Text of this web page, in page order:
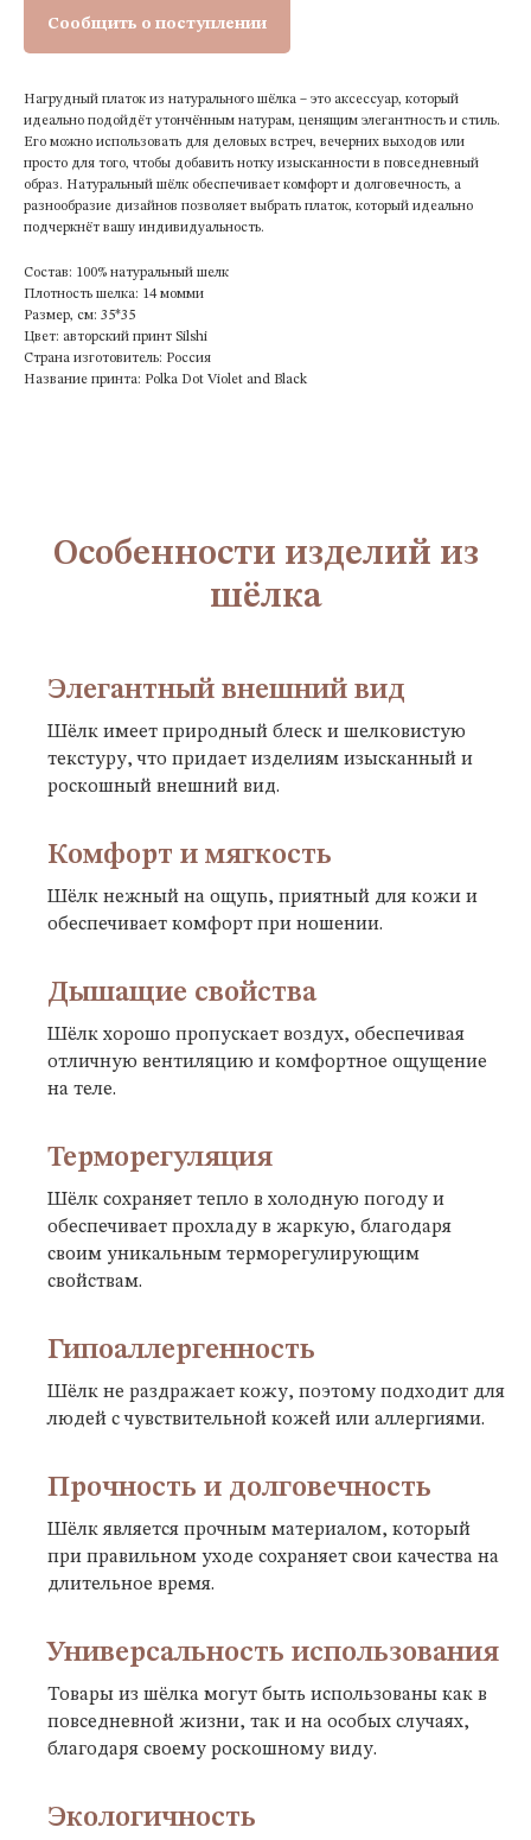
Сообщить о поступлении
Нагрудный платок из натурального шёлка – это аксессуар, который
идеально подойдёт утончённым натурам, ценящим элегантность и стиль.
Его можно использовать для деловых встреч, вечерних выходов или
просто для того, чтобы добавить нотку изысканности в повседневный
образ. Натуральный шёлк обеспечивает комфорт и долговечность, а
разнообразие дизайнов позволяет выбрать платок, который идеально
подчеркнёт вашу индивидуальность.
Состав: 100% натуральный шелк
Плотность шелка: 14 момми
Размер, см: 35*35
Цвет: авторский принт Silshi
Страна изготовитель: Россия
Название принта: Polka Dot Violet and Black
Особенности изделий из
шёлка
Элегантный внешний вид
Шёлк имеет природный блеск и шелковистую
текстуру, что придает изделиям изысканный и
роскошный внешний вид.
Комфорт и мягкость
Шёлк нежный на ощупь, приятный для кожи и
обеспечивает комфорт при ношении.
Дышащие свойства
Шёлк хорошо пропускает воздух, обеспечивая
отличную вентиляцию и комфортное ощущение
на теле.
Терморегуляция
Шёлк сохраняет тепло в холодную погоду и
обеспечивает прохладу в жаркую, благодаря
своим уникальным терморегулирующим
свойствам.
Гипоаллергенность
Шёлк не раздражает кожу, поэтому подходит для
людей с чувствительной кожей или аллергиями.
Прочность и долговечность
Шёлк является прочным материалом, который
при правильном уходе сохраняет свои качества на
длительное время.
Универсальность использования
Товары из шёлка могут быть использованы как в
повседневной жизни, так и на особых случаях,
благодаря своему роскошному виду.
Экологичность